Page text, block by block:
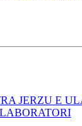
JERZU E